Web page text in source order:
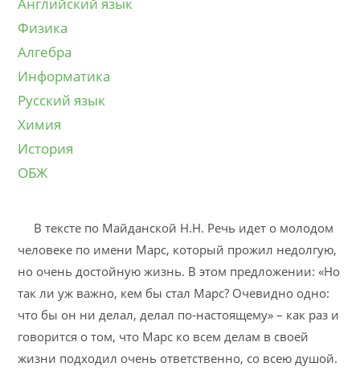
Физика
Алгебра
Информатика
Русский язык
Химия
История
ОБЖ
В тексте по Майданской Н.Н. Речь идет о молодом
человеке по имени Марс, который прожил недолгую,
но очень достойную жизнь. В этом предложении: «Но
так ли уж важно, кем бы стал Марс? Очевидно одно:
что бы он ни делал, делал по-настоящему» – как раз и
говорится о том, что Марс ко всем делам в своей
жизни подходил очень ответственно, со всею душой.